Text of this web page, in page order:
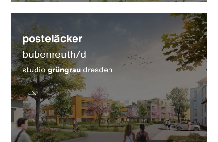
posteläcker
bubenreuth/d
studiogrüngraudresden